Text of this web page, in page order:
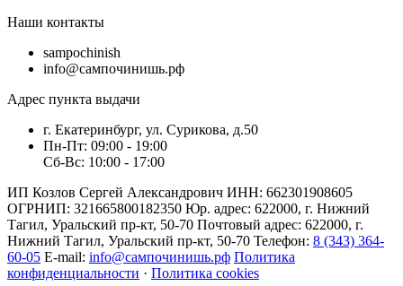
Наши контакты
sampochinish
info@сампочинишь.рф
Адрес пункта выдачи
г. Екатеринбург, ул. Сурикова, д.50
Пн-Пт: 09:00 - 19:00
Сб-Вс: 10:00 - 17:00
ИП Козлов Сергей Александрович ИНН: 662301908605
ОГРНИП: 321665800182350 Юр. адрес: 622000, г. Нижний
Тагил, Уральский пр-кт, 50-70 Почтовый адрес: 622000, г.
Нижний Тагил, Уральский пр-кт, 50-70 Телефон: 8 (343) 364-
60-05 E-mail: info@сампочинишь.рф Политика
конфиденциальности · Политика cookies